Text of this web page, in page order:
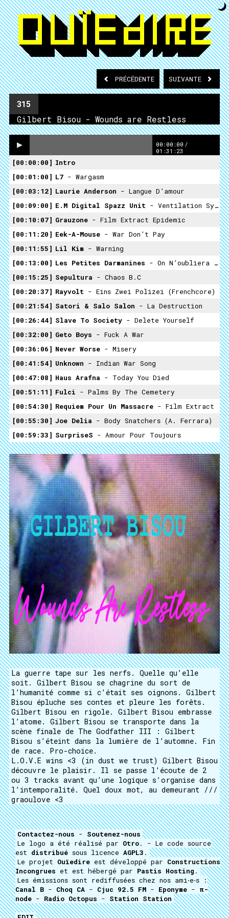
PRÉCÉDENTE SUIVANTE
315
Gilbert Bisou - Wounds are Restless
00:00:00 /
01:31:23
00:00:00
Intro
00:01:00
L7 - Wargasm
00:03:12
Laurie Anderson - Langue D’amour
00:09:00
E.M Digital Spazz Unit - Ventilation System Routine
00:10:07
Grauzone - Film Extract Epidemic
00:11:20
Eek-A-Mouse - War Don’t Pay
00:11:55
Lil Kim - Warning
00:13:00
Les Petites Darmanines - On N’oubliera Jamais
00:15:25
Sepultura - Chaos B.C
00:20:37
Rayvolt - Eins Zwei Polizei (frenchcore)
00:21:54
Satori & Salo Salon - La Destruction
00:26:44
Slave To Society - Delete Yourself
00:32:00
Geto Boys - Fuck A War
00:36:06
Never Worse - Misery
00:41:54
Unknown - Indian War Song
00:47:08
Haus Arafna - Today You Died
00:51:11
Fulci - Palms By The Cemetery
00:54:30
Requiem Pour Un Massacre - Film Extract
00:55:30
Joe Delia - Body Snatchers (A. Ferrara)
00:59:33
SurpriseS - Amour Pour Toujours
La guerre tape sur les nerfs. Quelle qu’elle
soit. Gilbert Bisou se chagrine du sort de
l’humanité comme si c’était ses oignons. Gilbert
Bisou épluche ses contes et pleure les forêts.
Gilbert Bisou en rigole. Gilbert Bisou embrasse
l’atome. Gilbert Bisou se transporte dans la
scène finale de The Godfather III : Gilbert
Bisou s’éteint dans la lumière de l’automne. Fin
de race. Pro-choice.
L.O.V.E wins <3 (in dust we trust) Gilbert Bisou
découvre le plaisir. Il se passe l’écoute de 2
ou 3 tracks avant qu’une logique s’organise dans
l’intemporalité. Quel doux mot, au demeurant ///
graoulove <3
Contactez-nous - Soutenez-nous
Le logo a été réalisé par Otro. - Le code source
est distribué sous licence AGPL3 .
Le projet Ouïedire est développé par Constructions
Incongrues et est hébergé par Pastis Hosting .
Les émissions sont rediffusées chez nos ami⋅e⋅s :
Canal B - Choq CA - Cjuc 92.5 FM - Eponyme - π-
node - Radio Octopus - Station Station